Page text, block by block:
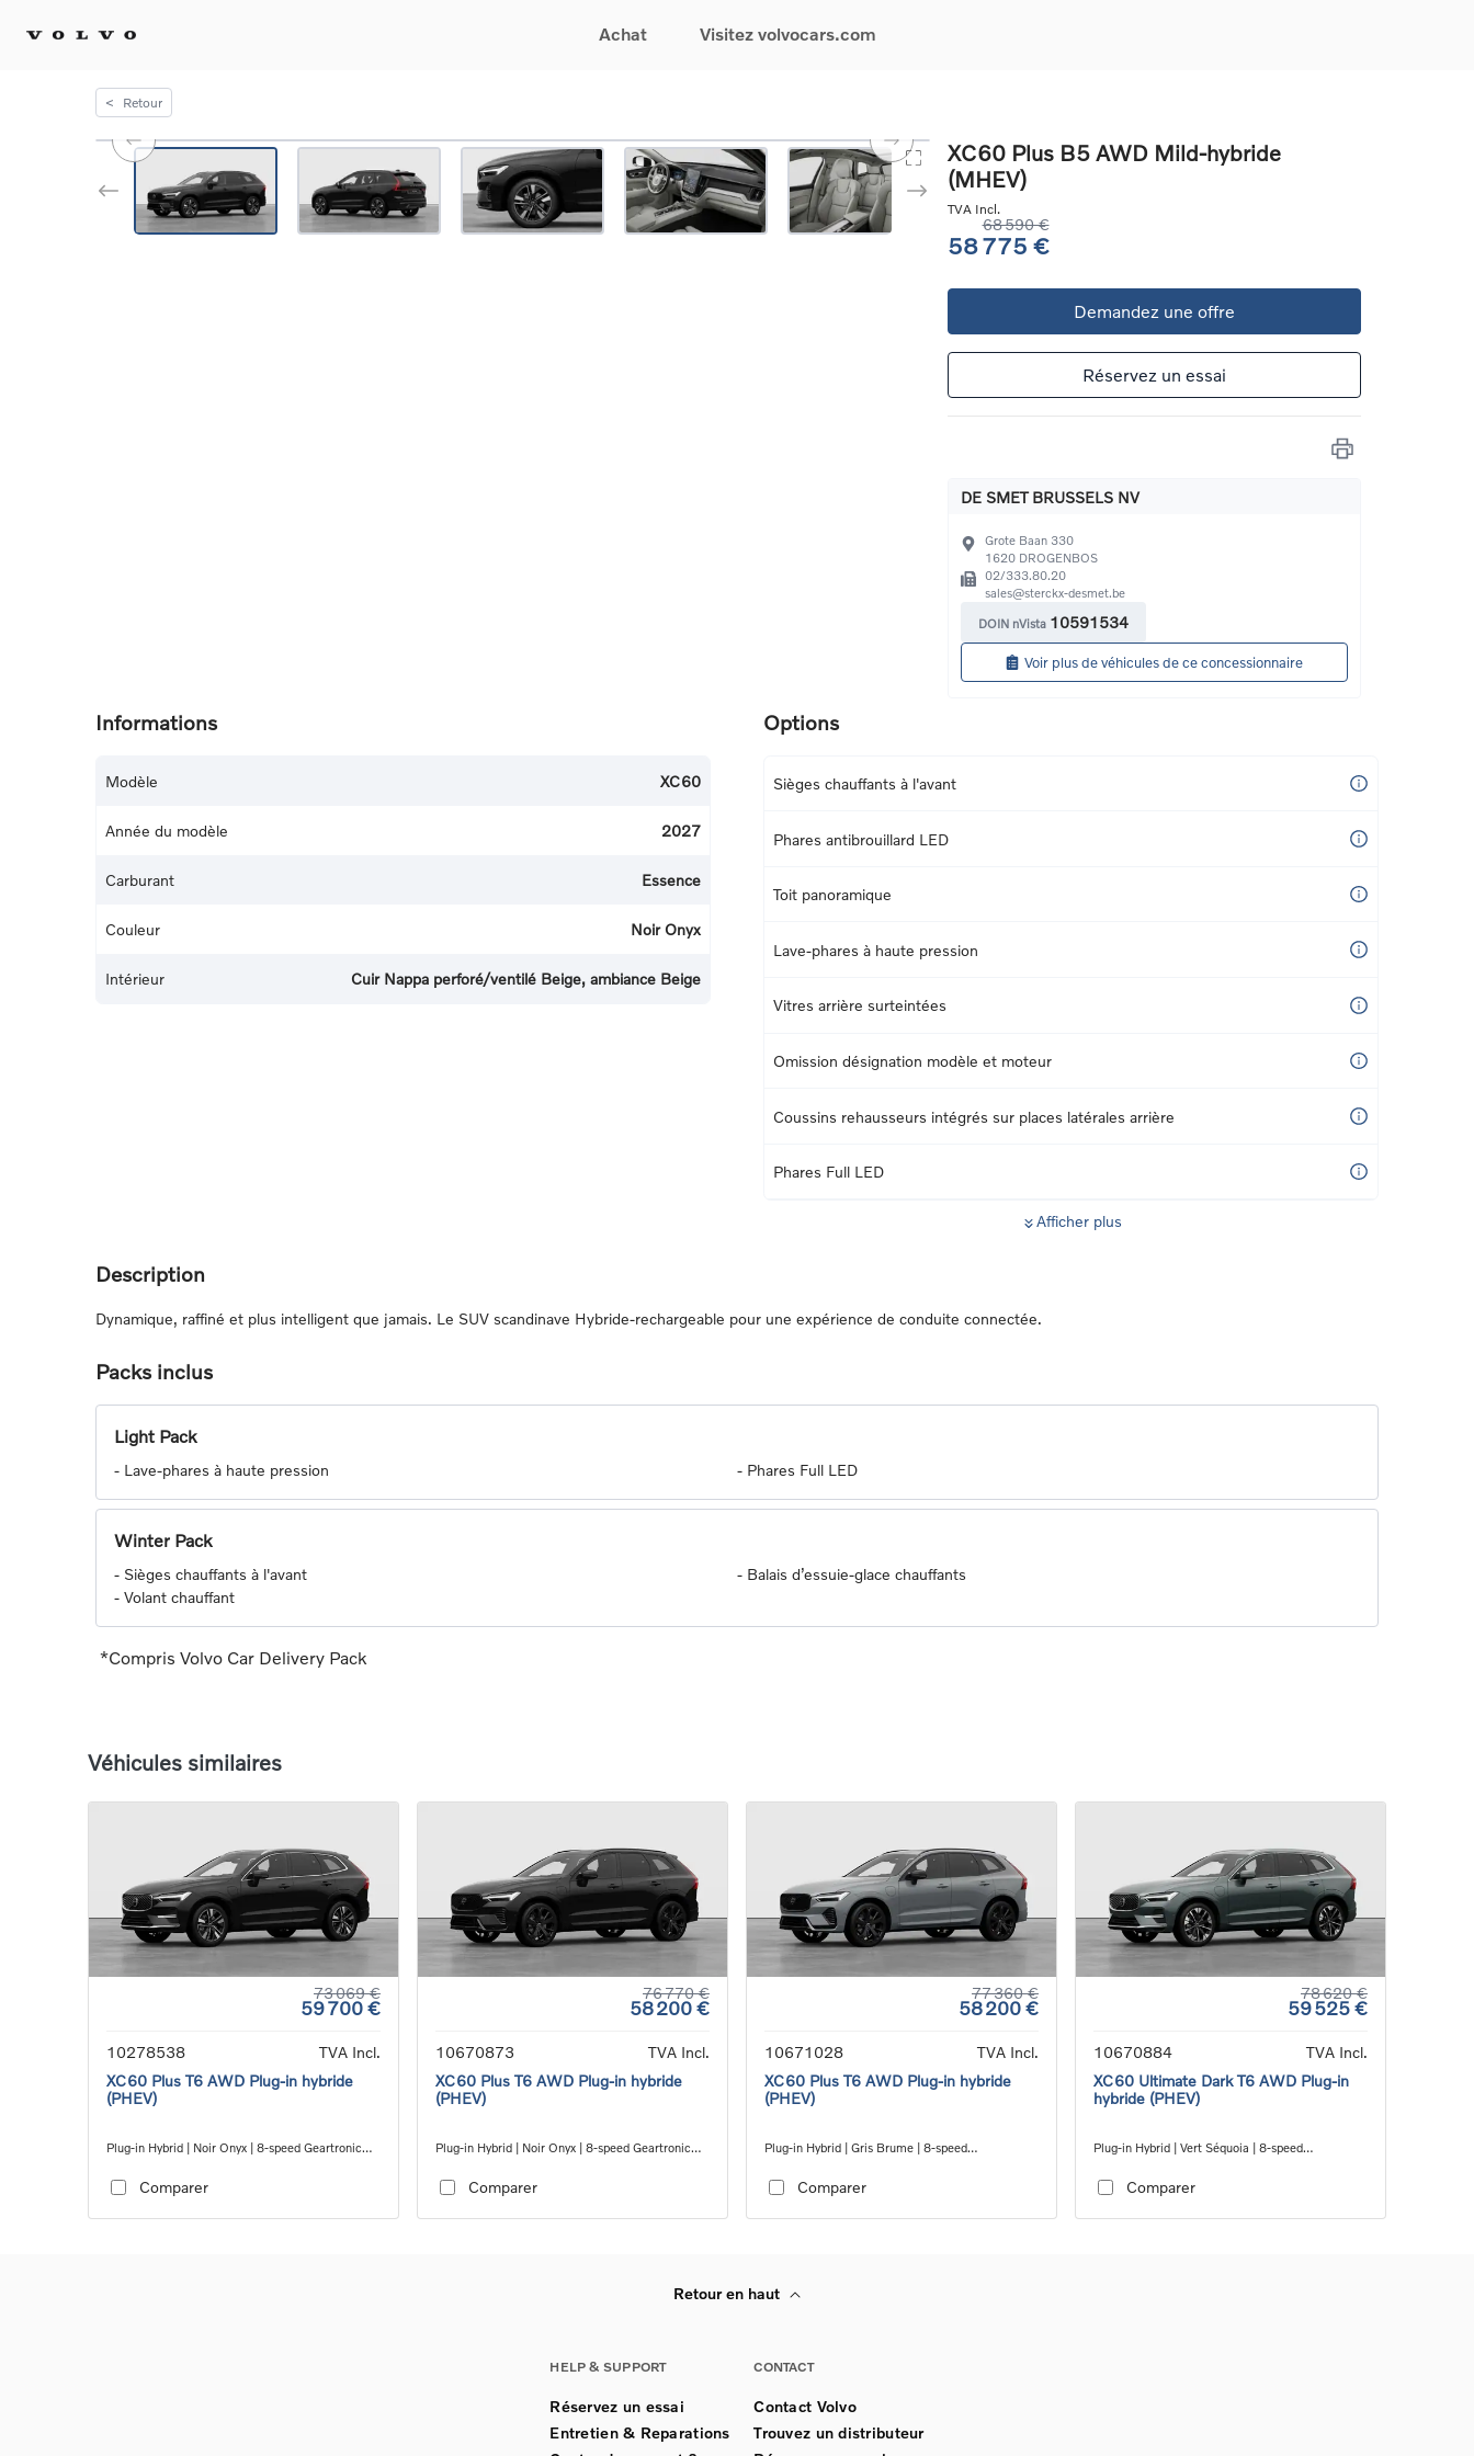
Achat
EX30
EX40
EC40
Voitures électriques
Voitures hybrides
rechargeables
Visitez volvocars.com
Configurez votre voiture
Offres du moment
Voitures d'occasion
Financement
Assurances
Réservez un essai
Entretien & Réparations
Reprise de votre voiture
Service de dépannage
Trouver un distributeur
< Retour
XC60 Plus B5 AWD Mild-hybride
(MHEV)
TVA Incl.
68 590 €
58 775 €
Demandez une offre
Réservez un essai
DE SMET BRUSSELS NV
Grote Baan 330
1620 DROGENBOS
02/333.80.20
sales@sterckx-desmet.be
DOIN nVista 10591534
Voir plus de véhicules de ce concessionnaire
Informations
Modèle XC60
Année du modèle 2027
Carburant Essence
Couleur Noir Onyx
Intérieur Cuir Nappa perforé/ventilé Beige, ambiance Beige
Options
Sièges chauffants à l'avant
Phares antibrouillard LED
Toit panoramique
Lave-phares à haute pression
Vitres arrière surteintées
Omission désignation modèle et moteur
Coussins rehausseurs intégrés sur places latérales arrière
Phares Full LED
Afficher plus
Description
Dynamique, raffiné et plus intelligent que jamais. Le SUV scandinave Hybride-rechargeable pour une expérience de conduite connectée.
Packs inclus
Light Pack
- Lave-phares à haute pression - Phares Full LED
Winter Pack
- Sièges chauffants à l'avant - Balais d’essuie-glace chauffants
- Volant chauffant
*Compris Volvo Car Delivery Pack
Véhicules similaires
73 069 €
59 700 €
10278538
TVA Incl.
XC60 Plus T6 AWD Plug-in hybride
(PHEV)
Plug-in Hybrid | Noir Onyx | 8-speed Geartronic™
Comparer
76 770 €
58 200 €
10670873
TVA Incl.
XC60 Plus T6 AWD Plug-in hybride
(PHEV)
Plug-in Hybrid | Noir Onyx | 8-speed Geartronic™
Comparer
77 360 €
58 200 €
10671028
TVA Incl.
XC60 Plus T6 AWD Plug-in hybride
(PHEV)
Plug-in Hybrid | Gris Brume | 8-speed
Comparer
78 620 €
59 525 €
10670884
TVA Incl.
XC60 Ultimate Dark T6 AWD Plug-in
hybride (PHEV)
Plug-in Hybrid | Vert Séquoia | 8-speed
Comparer
Retour en haut
HELP & SUPPORT
Réservez un essai
Entretien & Reparations
CONTACT
Contact Volvo
Trouvez un distributeur